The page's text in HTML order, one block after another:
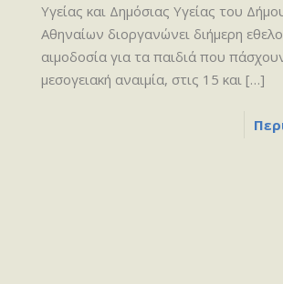
Υγείας και Δημόσιας Υγείας του
Αθηναίων διοργανώνει διήμερη
αιμοδοσία για τα παιδιά που
μεσογειακή αναιμία, στις 15 και […]